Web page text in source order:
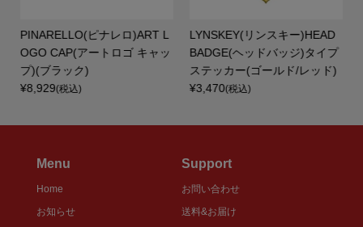
PINARELLO(ピナレロ)ART L
OGO CAP(アートロゴ キャッ
プ)(ブラック)
¥8,929(税込)
LYNSKEY(リンスキー)HEAD
BADGE(ヘッドバッジ)タイプ
ステッカー(ゴールド/レッド)
¥3,470(税込)
Menu
Home
お知らせ
Support
お問い合わせ
送料&お届け